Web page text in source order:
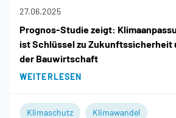
27.06.2025
Prognos-Studie zeigt:
ist Schlüssel zu Zukunftssicherheit
der Bauwirtschaft
WEITERLESEN
Klimaschutz Klimawandel